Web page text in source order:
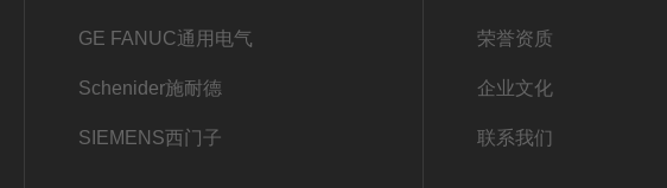
GE FANUC通用电气
Schenider施耐德
SIEMENS西门子
荣誉资质
企业文化
联系我们